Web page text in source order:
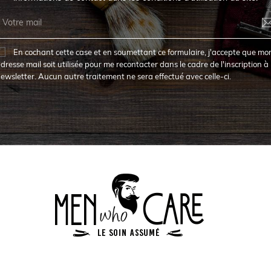
En cochant cette case et en soumettant ce formulaire, j'accepte que
mail soit utilisée pour me recontacter dans le cadre de l'inscription à
Aucun autre traitement ne sera effectué avec celle-ci.